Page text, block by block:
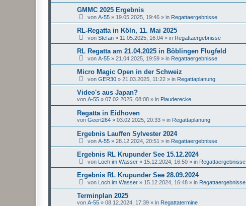
GMMC 2025 Ergebnis
von A-55 » 19.05.2025, 19:46 » in Regattaergebnisse
RL-Regatta in Köln, 11. Mai 2025
von Stefan » 11.05.2025, 16:04 » in Regattaergebnisse
RL Regatta am 21.04.2025 in Böblingen Flugfeld
von A-55 » 21.04.2025, 19:59 » in Regattaergebnisse
Micro Magic Open in der Schweiz
von GER30 » 21.03.2025, 11:22 » in Regattaplanung
Video's aus Japan?
von A-55 » 07.02.2025, 08:08 » in Plauderecke
Regatta in Eidhoven
von Geert264 » 03.02.2025, 20:33 » in Regattaplanung
Ergebnis Lauffen Sylvester 2024
von A-55 » 28.12.2024, 20:51 » in Regattaergebnisse
Ergebnis RL Krupunder See 15.12.2024
von Loch im Wasser » 15.12.2024, 16:50 » in Regattaergebnisse
Ergebnis RL Krupunder See 28.09.2024
von Loch im Wasser » 15.12.2024, 16:48 » in Regattaergebnisse
Terminplan 2025
von A-55 » 08.12.2024, 17:39 » in Regattatermine